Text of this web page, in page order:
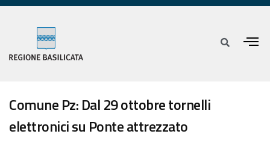
Comune Pz: Dal 29 ottobre tornelli
elettronici su Ponte attrezzato